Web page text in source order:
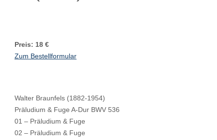
Preis: 18 €
Zum Bestellformular
Walter Braunfels (1882-1954)
Präludium & Fuge A-Dur BWV 536
01 – Präludium & Fuge
02 – Präludium & Fuge